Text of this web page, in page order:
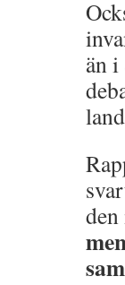
än